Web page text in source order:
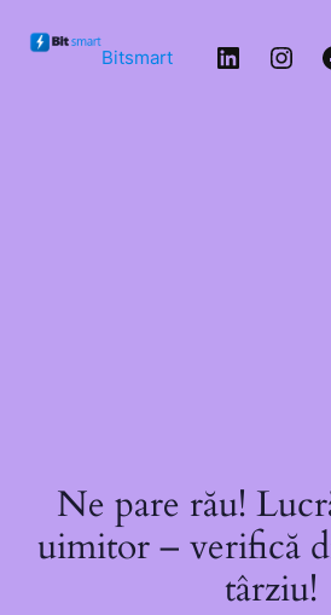
conținut
Bitsmart LinkedIn
Ne pare rău!
uimitor – verifică
târziu!